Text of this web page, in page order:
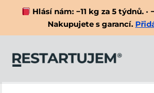
Hlásí nám: −11 kg za 5 týdnů. ·
Nakupujete s garancí.